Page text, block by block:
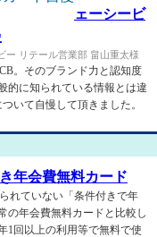
ェーシービ
ー リテール営業部 畠山重太様
。そのブランド力と認知度
的に知られている情報とは違
いて自慢して頂きました。
年会費無料カード
れていない「条件付きで年
の年会費無料カードと比較し
1回以上の利用等で無料で使